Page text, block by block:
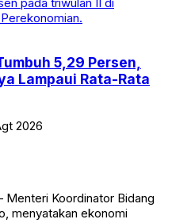
5,29 Persen,
Lampaui Rata-Rata
2026
Menteri Koordinator Bidang
menyatakan ekonomi